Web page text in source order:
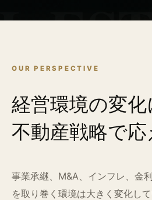
OUR PERSPECTIVE
経営環境の変化
不動産戦略で応
事業承継、M&A、インフレ、金
を取り巻く環境は大きく変化して